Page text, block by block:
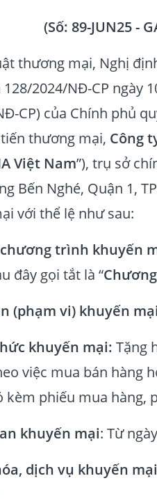
(Số: 89-JUN25 -
thương mại, Nghị
2024/NĐ-CP ngày
CP) của Chính phủ
thương mại, Công
Việt Nam”), trụ sở
Bến Nghé, Quận 1,
với thể lệ như sau:
trình khuyến
đây gọi tắt là “
(phạm vi) khuyến
khuyến mại: Tặng
việc mua bán hàng
kèm phiếu mua hàng,
khuyến mại: Từ
dịch vụ khuyến